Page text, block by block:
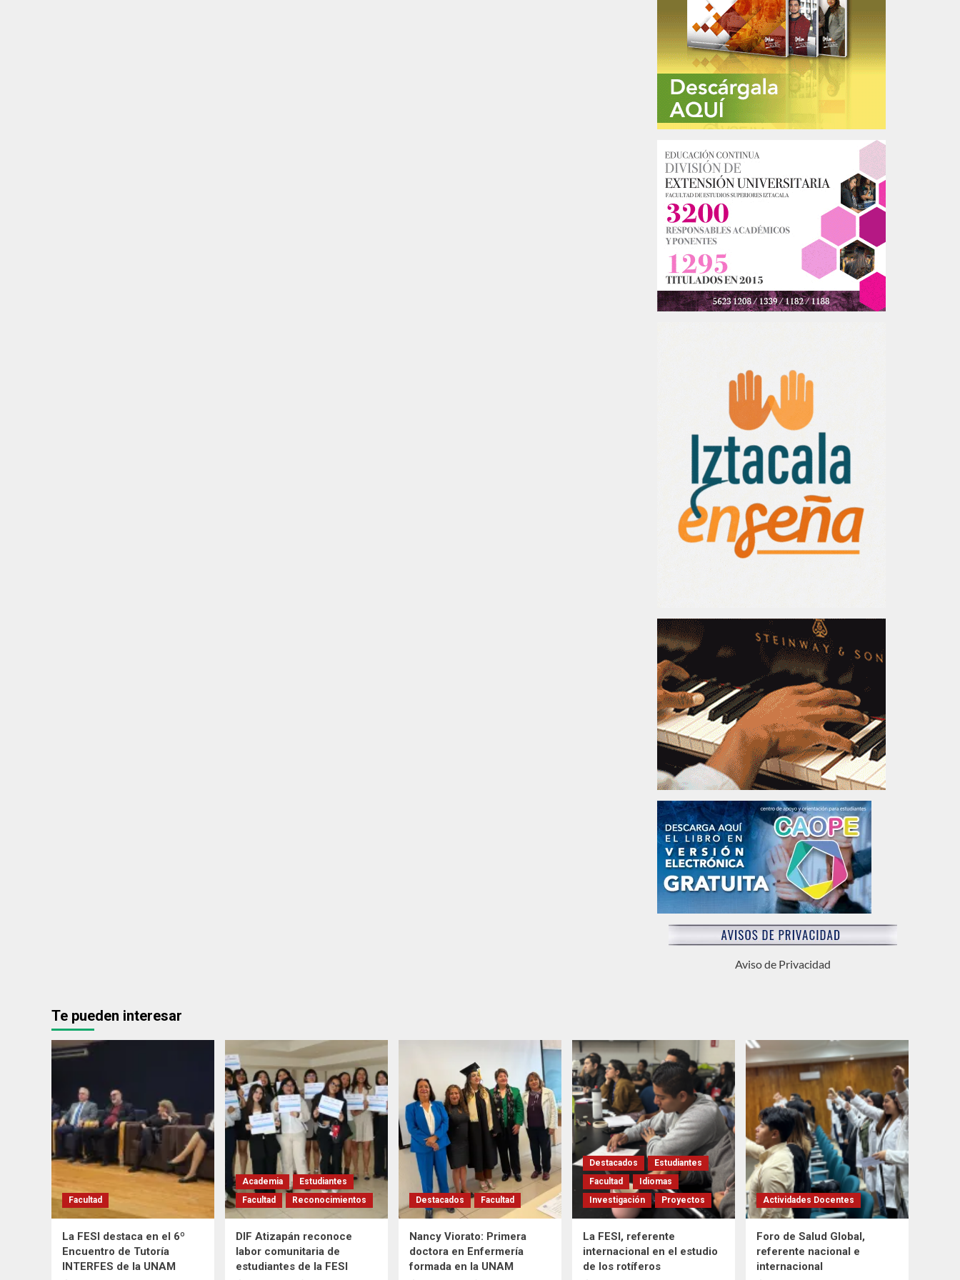
Aviso de Privacidad
Te pueden interesar
Facultad
La FESI destaca en el 6º
Encuentro de Tutoría
INTERFES de la UNAM
Academia
Estudiantes
Facultad
Reconocimientos
DIF Atizapán reconoce
labor comunitaria de
estudiantes de la FESI
Destacados Facultad
Nancy Viorato: Primera
doctora en Enfermería
formada en la UNAM
Destacados
Estudiantes
Facultad
Idiomas
Investigación
Proyectos
La FESI, referente
internacional en el estudio
de los rotíferos
Actividades Docentes
Foro de Salud Global,
referente nacional e
internacional